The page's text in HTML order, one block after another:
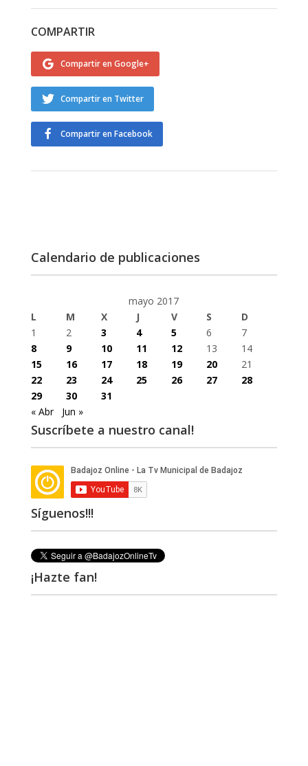
COMPARTIR
Compartir en Google+
Compartir en Twitter
Compartir en Facebook
Calendario de publicaciones
mayo 2017
L
M X J V S
D
1
2 3 4 5 6
7
8
9 10 11 12 13
14
15
16 17 18 19 20
21
22
23 24 25 26 27
28
29
30
31
« Abr
Jun »
Suscríbete a nuestro canal!
Síguenos!!!
¡Hazte fan!